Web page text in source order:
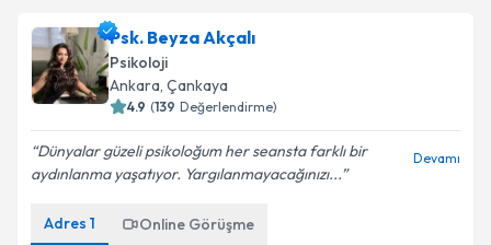
Psk. Beyza Akçalı
Psikoloji
Ankara, Çankaya
4.9 (139 Değerlendirme)
Dünyalar güzeli psikoloğum her seansta farklı bir
aydınlanma yaşatıyor. Yargılanmayacağınızı...
Devamı
Adres 1 Online Görüşme